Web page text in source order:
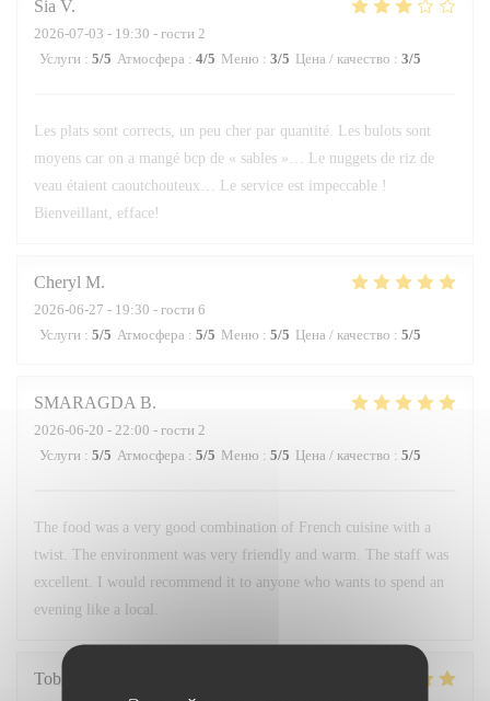
Sia V
2026-07-03 - 19:30 - гости 2
Услуги : 5/5 Атмосфера : 4/5 Меню : 3/5 Цена / качество : 3/5
Les plats sont corrects, un peu cher par quantité. Les bulots sont
moyens car on a mangé bcp de « sables »… Le nuggets de riz de
veau étaient caoutchouteux… Le service est impeccable !
Bienveillant, efface!
Cheryl M
2026-06-27 - 19:30 - гости 6
Услуги : 5/5 Атмосфера : 5/5 Меню : 5/5 Цена / качество : 5/5
SMARAGDA B
2026-06-20 - 22:00 - гости 2
Услуги : 5/5 Атмосфера : 5/5 Меню : 5/5 Цена / качество : 5/5
The food was a very good combination of French cuisine with a
twist. The environment was very friendly and warm. The staff was
excellent. I would recommend it to anyone who wants to spend an
evening like a local.
Tobias